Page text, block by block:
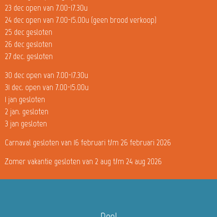
23 dec open van 7.00-17.30u
24 dec open van 7.00-15.00u (geen brood verkoop)
25 dec gesloten
26 dec gesloten
27 dec. gesloten
30 dec open van 7.00-17.30u
31 dec. open van 7.00-15.00u
1 jan gesloten
2 jan. gesloten
3 jan gesloten
Carnaval gesloten van 16 februari t/m 26 februari 2026
Zomer vakantie gesloten van 2 aug t/m 24 aug 2026